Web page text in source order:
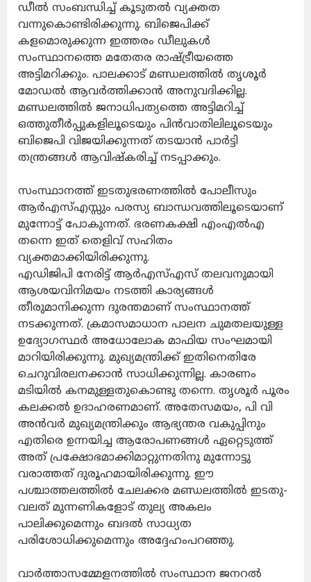
ഡീല്‍ സംബന്ധിച്ച് കൂടുതല്‍ വ്യക്തത
വന്നുകൊണ്ടിരിക്കുന്നു. ബിജെപിക്ക്
കളമൊരുക്കുന്ന ഇത്തരം ഡീലുകള്‍
സംസ്ഥാനത്തെ മതേതര രാഷ്ട്രീയത്തെ
അട്ടിമറിക്കും. പാലക്കാട് മണ്ഡലത്തില്‍ തൃശൂര്‍
മോഡല്‍ ആവര്‍ത്തിക്കാന്‍ അനുവദിക്കില്ല.
മണ്ഡലത്തില്‍ ജനാധിപത്യത്തെ അട്ടിമറിച്ച്
ഒത്തുതീര്‍പ്പുകളിലൂടെയും പിന്‍വാതിലിലൂടെയും
ബിജെപി വിജയിക്കുന്നത് തടയാന്‍ പാര്‍ട്ടി
തന്ത്രങ്ങള്‍ ആവിഷ്‌കരിച്ച് നടപ്പാക്കും.
സംസ്ഥാനത്ത് ഇടതുഭരണത്തില്‍ പോലീസും
ആര്‍എസ്എസ്സും പരസ്യ ബാന്ധവത്തിലൂടെയാണ്
മുന്നോട്ട് പോകുന്നത്. ഭരണകക്ഷി എംഎല്‍എ
തന്നെ ഇത് തെളിവ് സഹിതം
വ്യക്തമാക്കിയിരിക്കുന്നു.
എഡിജിപി നേരിട്ട് ആര്‍എസ്എസ് തലവനുമായി
ആശയവിനിമയം നടത്തി കാര്യങ്ങള്‍
തീരുമാനിക്കുന്ന ദുരന്തമാണ് സംസ്ഥാനത്ത്
നടക്കുന്നത്. ക്രമാസമാധാന പാലന ചുമതലയുള്ള
ഉദ്യോഗസ്ഥര്‍ അധോലോക മാഫിയ സംഘമായി
മാറിയിരിക്കുന്നു. മുഖ്യമന്ത്രിക്ക് ഇതിനെതിരേ
ചെറുവിരലനക്കാന്‍ സാധിക്കുന്നില്ല. കാരണം
മടിയില്‍ കനമുള്ളതുകൊണ്ടു തന്നെ. തൃശൂര്‍ പൂരം
കലക്കല്‍ ഉദാഹരണമാണ്. അതേസമയം, പി വി
അന്‍വര്‍ മുഖ്യമന്ത്രിക്കും ആഭ്യന്തര വകുപ്പിനും
എതിരെ ഉന്നയിച്ച ആരോപണങ്ങള്‍ ഏറ്റെടുത്ത്
അത് പ്രക്ഷോഭമാക്കിമാറ്റുന്നതിനു മുന്നോട്ടു
വരാത്തത് ദുരൂഹമായിരിക്കുന്നു. ഈ
പശ്ചാത്തലത്തില്‍ ചേലക്കര മണ്ഡലത്തില്‍ ഇടതു-
വലത് മുന്നണികളോട് തുല്യ അകലം
പാലിക്കുമെന്നും ബദല്‍ സാധ്യത
പരിശോധിക്കുമെന്നും അദ്ദേഹംപറഞ്ഞു.
വാര്‍ത്താസമ്മേളനത്തില്‍ സംസ്ഥാന ജനറല്‍